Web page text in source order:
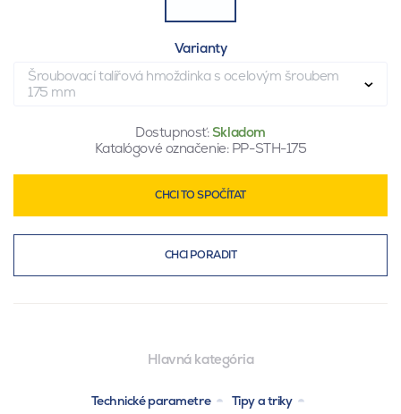
Varianty
Šroubovací talířová hmoždinka s ocelovým šroubem
175 mm
Dostupnosť:Skladom
Katalógové označenie: PP-STH-175
CHCI TO SPOČÍTAT
CHCI PORADIT
Hlavná kategória
Technické parametre
Tipy a triky